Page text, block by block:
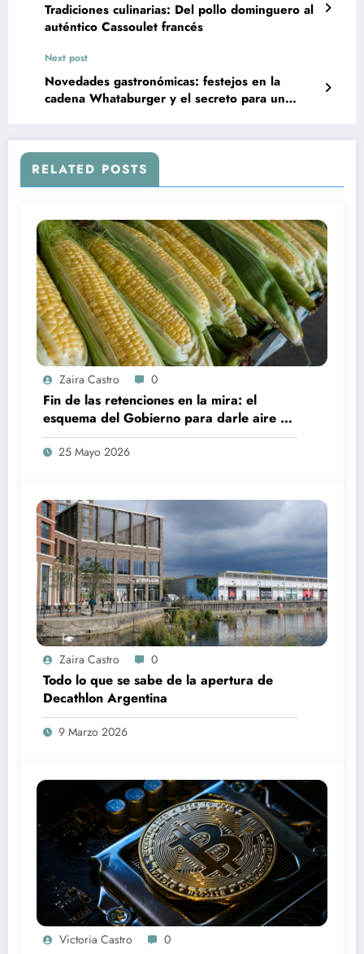
Tradiciones culinarias: Del pollo dominguero al
auténtico Cassoulet francés
Next post
Novedades gastronómicas: festejos en la
cadena Whataburger y el secreto para un
RELATED POSTS
Zaira Castro 0
Fin de las retenciones en la mira: el
esquema del Gobierno para darle aire al
campo y su impacto de lleno en el tablero
global
25 Mayo 2026
Zaira Castro 0
Todo lo que se sabe de la apertura de
Decathlon Argentina
9 Marzo 2026
Victoria Castro 0